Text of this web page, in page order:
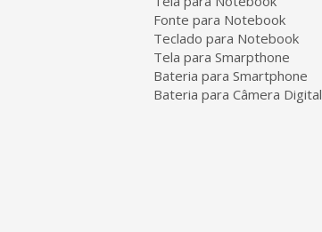
Fonte para Notebook
Teclado para Notebook
Tela para Smarpthone
Bateria para Smartphone
Bateria para Câmera Digital